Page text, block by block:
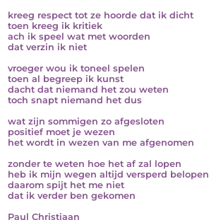
kreeg respect tot ze hoorde dat ik dicht
toen kreeg ik kritiek
ach ik speel wat met woorden
dat verzin ik niet
vroeger wou ik toneel spelen
toen al begreep ik kunst
dacht dat niemand het zou weten
toch snapt niemand het dus
wat zijn sommigen zo afgesloten
positief moet je wezen
het wordt in wezen van me afgenomen
zonder te weten hoe het af zal lopen
heb ik mijn wegen altijd versperd belopen
daarom spijt het me niet
dat ik verder ben gekomen
Paul Christiaan